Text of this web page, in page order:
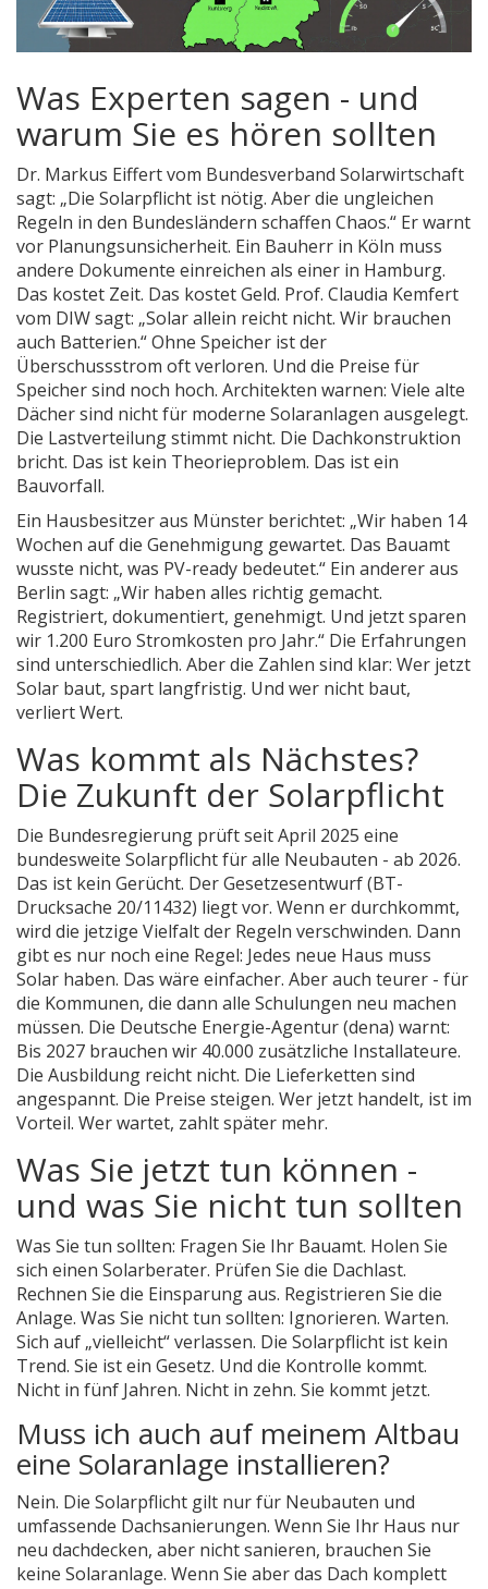
Was Experten sagen - und
warum Sie es hören sollten
Dr. Markus Eiffert vom Bundesverband Solarwirtschaft
sagt: „Die Solarpflicht ist nötig. Aber die ungleichen
Regeln in den Bundesländern schaffen Chaos.“ Er warnt
vor Planungsunsicherheit. Ein Bauherr in Köln muss
andere Dokumente einreichen als einer in Hamburg.
Das kostet Zeit. Das kostet Geld. Prof. Claudia Kemfert
vom DIW sagt: „Solar allein reicht nicht. Wir brauchen
auch Batterien.“ Ohne Speicher ist der
Überschussstrom oft verloren. Und die Preise für
Speicher sind noch hoch. Architekten warnen: Viele alte
Dächer sind nicht für moderne Solaranlagen ausgelegt.
Die Lastverteilung stimmt nicht. Die Dachkonstruktion
bricht. Das ist kein Theorieproblem. Das ist ein
Bauvorfall.
Ein Hausbesitzer aus Münster berichtet: „Wir haben 14
Wochen auf die Genehmigung gewartet. Das Bauamt
wusste nicht, was PV-ready bedeutet.“ Ein anderer aus
Berlin sagt: „Wir haben alles richtig gemacht.
Registriert, dokumentiert, genehmigt. Und jetzt sparen
wir 1.200 Euro Stromkosten pro Jahr.“ Die Erfahrungen
sind unterschiedlich. Aber die Zahlen sind klar: Wer jetzt
Solar baut, spart langfristig. Und wer nicht baut,
verliert Wert.
Was kommt als Nächstes?
Die Zukunft der Solarpflicht
Die Bundesregierung prüft seit April 2025 eine
bundesweite Solarpflicht für alle Neubauten - ab 2026.
Das ist kein Gerücht. Der Gesetzesentwurf (BT-
Drucksache 20/11432) liegt vor. Wenn er durchkommt,
wird die jetzige Vielfalt der Regeln verschwinden. Dann
gibt es nur noch eine Regel: Jedes neue Haus muss
Solar haben. Das wäre einfacher. Aber auch teurer - für
die Kommunen, die dann alle Schulungen neu machen
müssen. Die Deutsche Energie-Agentur (dena) warnt:
Bis 2027 brauchen wir 40.000 zusätzliche Installateure.
Die Ausbildung reicht nicht. Die Lieferketten sind
angespannt. Die Preise steigen. Wer jetzt handelt, ist im
Vorteil. Wer wartet, zahlt später mehr.
Was Sie jetzt tun können -
und was Sie nicht tun sollten
Was Sie tun sollten: Fragen Sie Ihr Bauamt. Holen Sie
sich einen Solarberater. Prüfen Sie die Dachlast.
Rechnen Sie die Einsparung aus. Registrieren Sie die
Anlage. Was Sie nicht tun sollten: Ignorieren. Warten.
Sich auf „vielleicht“ verlassen. Die Solarpflicht ist kein
Trend. Sie ist ein Gesetz. Und die Kontrolle kommt.
Nicht in fünf Jahren. Nicht in zehn. Sie kommt jetzt.
Muss ich auch auf meinem Altbau
eine Solaranlage installieren?
Nein. Die Solarpflicht gilt nur für Neubauten und
umfassende Dachsanierungen. Wenn Sie Ihr Haus nur
neu dachdecken, aber nicht sanieren, brauchen Sie
keine Solaranlage. Wenn Sie aber das Dach komplett